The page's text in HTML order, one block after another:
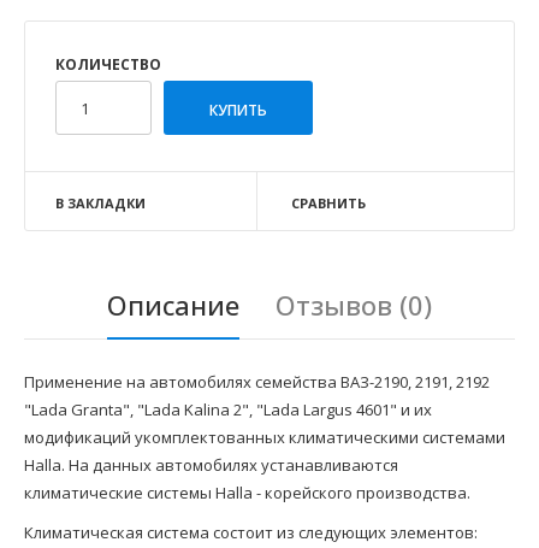
КОЛИЧЕСТВО
В ЗАКЛАДКИ СРАВНИТЬ
Описание Отзывов (0)
Применение на автомобилях семейства ВАЗ-2190, 2191, 2192
"Lada Granta", "Lada Kalina 2", "Lada Largus 4601" и их
модификаций укомплектованных климатическими системами
Halla. На данных автомобилях устанавливаются
климатические системы Halla - корейского производства.
Климатическая система состоит из следующих элементов: